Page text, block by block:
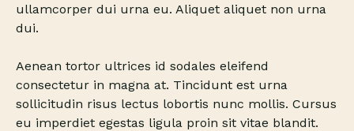
ullamcorper dui urna eu. Aliquet aliquet non urna
dui.
Aenean tortor ultrices id sodales eleifend
consectetur in magna at. Tincidunt est urna
sollicitudin risus lectus lobortis nunc mollis. Cursus
eu imperdiet egestas ligula proin sit vitae blandit.